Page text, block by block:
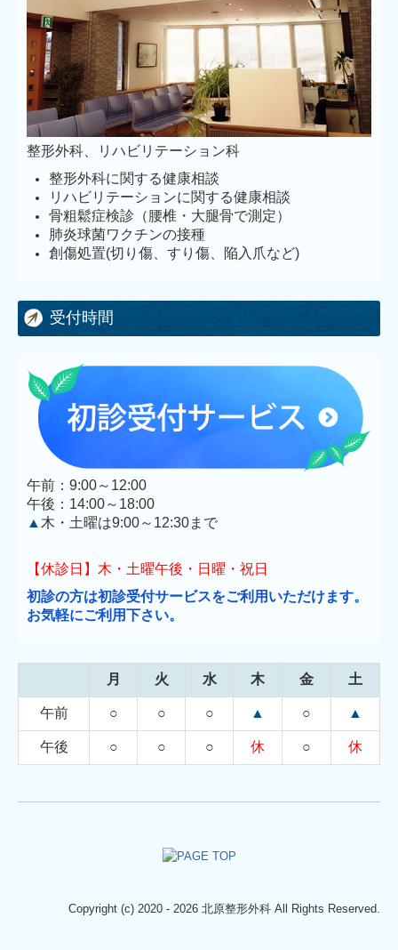
整形外科、リハビリテーション科
整形外科に関する健康相談
リハビリテーションに関する健康相談
骨粗鬆症検診（腰椎・大腿骨で測定）
肺炎球菌ワクチンの接種
創傷処置(切り傷、すり傷、陥入爪など)
受付時間
午前：9:00～12:00
午後：14:00～18:00
▲ 木・土曜は9:00～12:30まで
【休診日】木・土曜午後・日曜・祝日
初診の方は初診受付サービスをご利用いただけます。
お気軽にご利用下さい。
月 火 水 木 金 土
午前 ○ ○ ○ ▲ ○ ▲
午後 ○ ○ ○ 休 ○ 休
Copyright (c) 2020 - 2026 北原整形外科 All Rights Reserved.